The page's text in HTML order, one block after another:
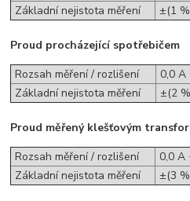
Základní nejistota měření
±(1
Proud procházející spotřebičem
Rozsah měření / rozlišení
0,0 A
Základní nejistota měření
±(2
Proud měřený klešťovým
Rozsah měření / rozlišení
0,0 A
Základní nejistota měření
±(3